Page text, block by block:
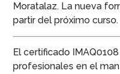
Moratalaz. La nueva
partir del próximo curso.
El certificado
profesionales en el